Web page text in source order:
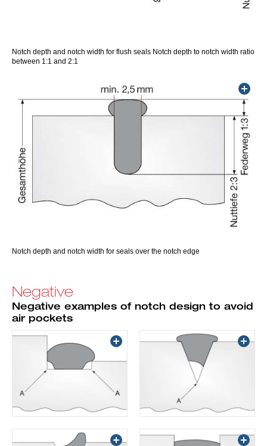
Notch depth and notch width for flush seals Notch depth to notch width ratio
between 1:1 and 2:1
Notch depth and notch width for seals over the notch edge
Negative
Negative examples of notch design to avoid
air pockets